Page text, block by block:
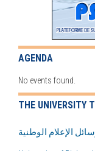
AGENDA
No events found.
THE UNIVERSITY
الإعلام الوطنية